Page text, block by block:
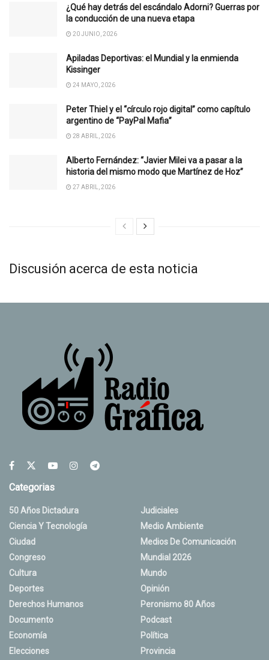
¿Qué hay detrás del escándalo Adorni? Guerras por
la conducción de una nueva etapa
20 JUNIO, 2026
Apiladas Deportivas: el Mundial y la enmienda
Kissinger
24 MAYO, 2026
Peter Thiel y el “círculo rojo digital” como capítulo
argentino de “PayPal Mafia”
28 ABRIL, 2026
Alberto Fernández: “Javier Milei va a pasar a la
historia del mismo modo que Martínez de Hoz”
27 ABRIL, 2026
Discusión acerca de esta noticia
Categorias
50 Años Dictadura
Ciencia Y Tecnología
Ciudad
Congreso
Cultura
Deportes
Derechos Humanos
Documento
Economía
Elecciones
Judiciales
Medio Ambiente
Medios De Comunicación
Mundial 2026
Mundo
Opinión
Peronismo 80 Años
Podcast
Política
Provincia